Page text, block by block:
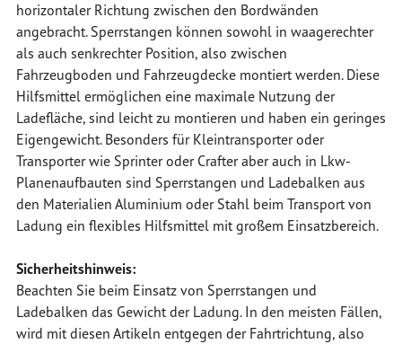
horizontaler Richtung zwischen den Bordwänden
angebracht. Sperrstangen können sowohl in waagerechter
als auch senkrechter Position, also zwischen
Fahrzeugboden und Fahrzeugdecke montiert werden. Diese
Hilfsmittel ermöglichen eine maximale Nutzung der
Ladefläche, sind leicht zu montieren und haben ein geringes
Eigengewicht. Besonders für Kleintransporter oder
Transporter wie Sprinter oder Crafter aber auch in Lkw-
Planenaufbauten sind Sperrstangen und Ladebalken aus
den Materialien Aluminium oder Stahl beim Transport von
Ladung ein flexibles Hilfsmittel mit großem Einsatzbereich.
Sicherheitshinweis:
Beachten Sie beim Einsatz von Sperrstangen und
Ladebalken das Gewicht der Ladung. In den meisten Fällen,
wird mit diesen Artikeln entgegen der Fahrtrichtung, also